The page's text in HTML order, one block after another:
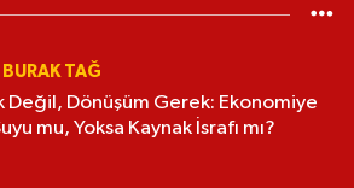
BURAK TAĞ
Değil, Dönüşüm Gerek: Ekonomiye
mu, Yoksa Kaynak İsrafı mı?